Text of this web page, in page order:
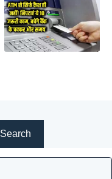
Search